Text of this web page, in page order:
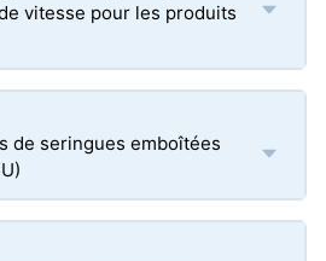
vitesse pour les produits
de seringues emboîtées